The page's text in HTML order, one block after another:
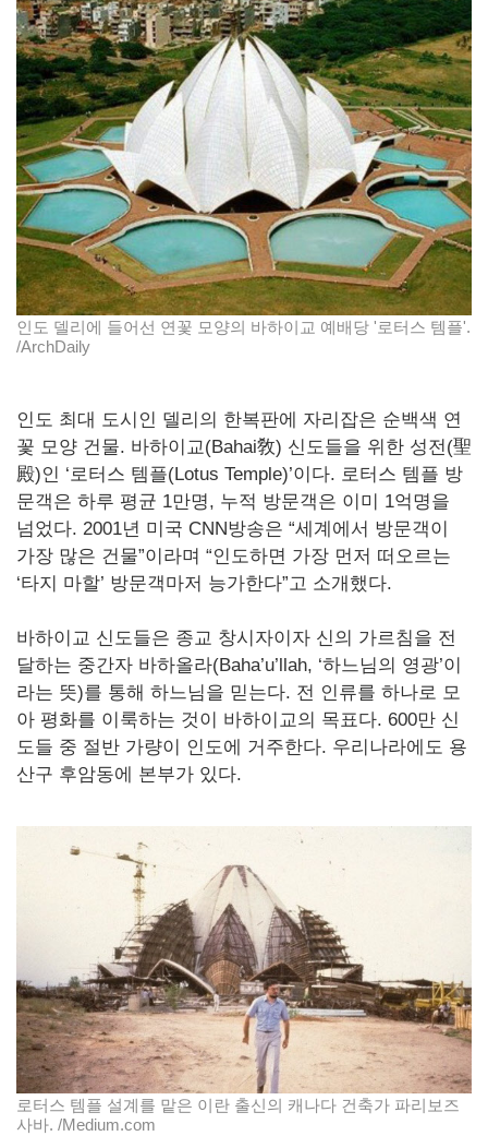
인도 델리에 들어선 연꽃 모양의 바하이교 예배당 '로터스 템플'.
/ArchDaily
인도 최대 도시인 델리의 한복판에 자리잡은 순백색 연
꽃 모양 건물. 바하이교(Bahai敎) 신도들을 위한 성전(聖
殿)인 ‘로터스 템플(Lotus Temple)’이다. 로터스 템플 방
문객은 하루 평균 1만명, 누적 방문객은 이미 1억명을
넘었다. 2001년 미국 CNN방송은 “세계에서 방문객이
가장 많은 건물”이라며 “인도하면 가장 먼저 떠오르는
‘타지 마할’ 방문객마저 능가한다”고 소개했다.
바하이교 신도들은 종교 창시자이자 신의 가르침을 전
달하는 중간자 바하올라(Baha’u’llah, ‘하느님의 영광’이
라는 뜻)를 통해 하느님을 믿는다. 전 인류를 하나로 모
아 평화를 이룩하는 것이 바하이교의 목표다. 600만 신
도들 중 절반 가량이 인도에 거주한다. 우리나라에도 용
산구 후암동에 본부가 있다.
로터스 템플 설계를 맡은 이란 출신의 캐나다 건축가 파리보즈
사바. /Medium.com